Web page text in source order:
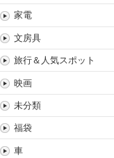
家電
文房具
旅行＆人気スポット
映画
未分類
福袋
車